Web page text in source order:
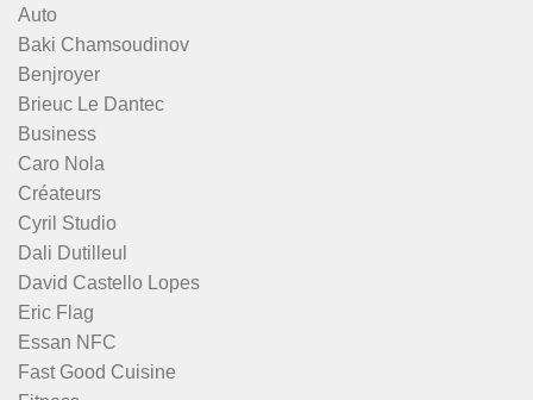
Auto
Baki Chamsoudinov
Benjroyer
Brieuc Le Dantec
Business
Caro Nola
Créateurs
Cyril Studio
Dali Dutilleul
David Castello Lopes
Eric Flag
Essan NFC
Fast Good Cuisine